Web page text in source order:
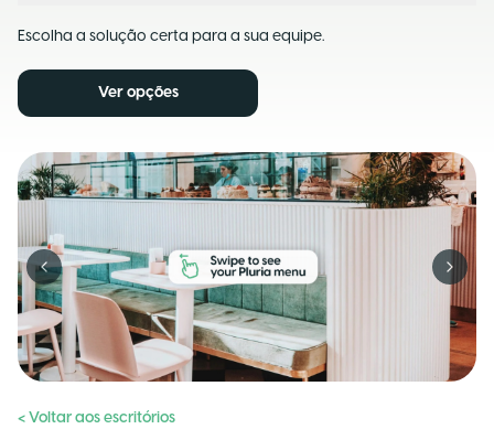
Escolha a solução certa para a sua equipe.
Ver opções
Previous slide Next
< Voltar aos escritórios